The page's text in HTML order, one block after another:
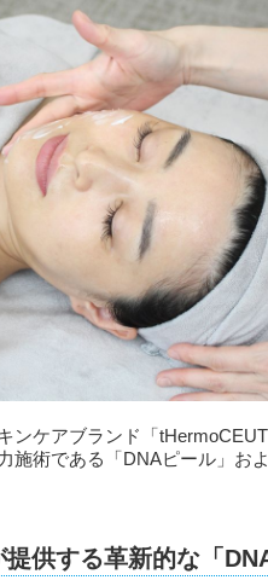
ンケアブランド「
施術である「DNAピール」お
供する革新的な「